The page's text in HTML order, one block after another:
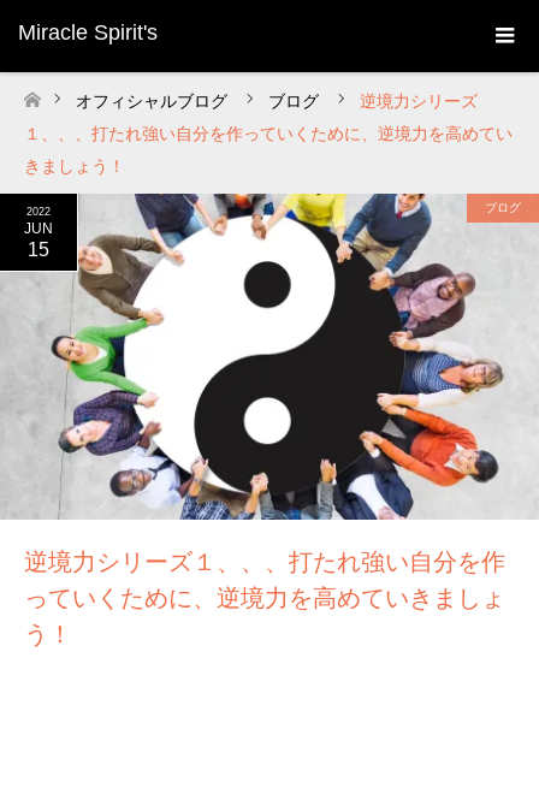
Miracle Spirit's
ホーム
オフィシャルブログ ブログ
逆境力シリーズ
１、、、打たれ強い自分を作っていくために、逆境力を高めてい
きましょう！
2022
JUN
15
ブログ
逆境力シリーズ１、、、打たれ強い自分を作
っていくために、逆境力を高めていきましょ
う！